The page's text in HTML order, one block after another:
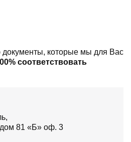
которые мы для Вас
соответствовать
81 «Б» оф. 3